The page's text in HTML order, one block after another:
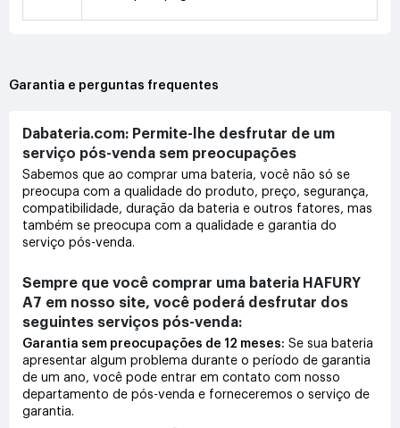
Garantia e perguntas frequentes
Dabateria.com: Permite-lhe desfrutar de um
serviço pós-venda sem preocupações
Sabemos que ao comprar uma bateria, você não só se
preocupa com a qualidade do produto, preço, segurança,
compatibilidade, duração da bateria e outros fatores, mas
também se preocupa com a qualidade e garantia do
serviço pós-venda.
Sempre que você comprar uma bateria HAFURY
A7 em nosso site, você poderá desfrutar dos
seguintes serviços pós-venda:
Garantia sem preocupações de 12 meses: Se sua bateria
apresentar algum problema durante o período de garantia
de um ano, você pode entrar em contato com nosso
departamento de pós-venda e forneceremos o serviço de
garantia.